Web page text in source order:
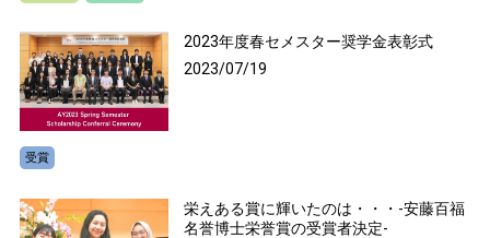
2023年度春セメスター奨学金表彰式
2023/07/19
受賞
栄えある賞に輝いたのは・・・-安藤百福
名誉博士栄誉賞の受賞者決定-